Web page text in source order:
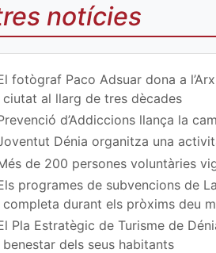
Co
art
ir
en
Fa
ce
bo
Co
art
ir
en
Tw
itt
er
notícies
fotògraf Paco Adsuar dona a
ciutat al llarg de tres dècades
d’Addiccions llança la
Dénia organitza una
de 200 persones voluntàries
programes de subvencions de
completa durant els pròxims deu
Pla Estratègic de Turisme de
benestar dels seus habitants